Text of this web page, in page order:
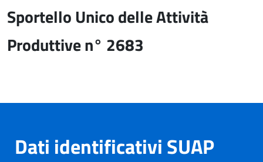
Sportello Unico delle Attività
Produttive n° 2683
Dati identificativi SUAP